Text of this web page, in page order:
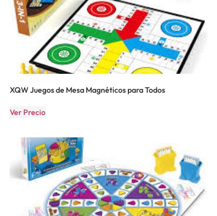
XQW Juegos de Mesa Magnéticos para Todos
Ver Precio